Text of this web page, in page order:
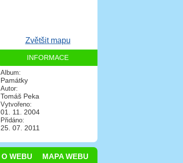
Zvětšit mapu
INFORMACE
Album:
Památky
Autor:
Tomáš Peka
Vytvořeno:
01. 11. 2004
Přidáno:
25. 07. 2011
MAPA WEBU
O WEBU